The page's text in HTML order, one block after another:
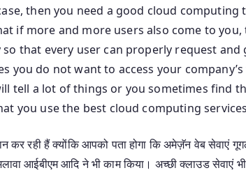
then you need a good cloud computing
if more and more users also come to
that every user can properly request
you do not want to access your
tell a lot of things or you sometimes find
you use the best cloud computing
कर रही हैं क्योंकि आपको पता होगा कि अमेज़ॅन वेब सेवाएं
आईबीएम आदि ने भी काम किया। अच्छी क्लाउड सेवाएं